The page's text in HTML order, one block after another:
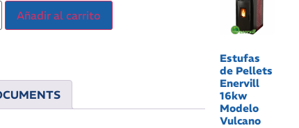
Añadir al carrito
Estufas
de Pellets
Enervill
16kw
Modelo
Vulcano